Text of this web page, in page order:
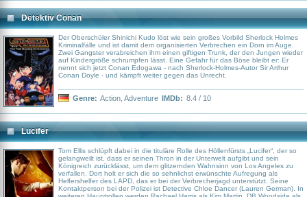
Detektiv Conan
Der Oberschüler Shinichi Kudo löst wie sein großes Vorbild Sherlock Holmes
Kriminalfälle und ist damit dem organisierten Verbrechen ein Dorn im Auge.
Zwei Gangster verabreichen ihm einen giftigen Trunk, der den Jungen wieder
auf Kindergröße schrumpfen lässt. Eine Gefahr für das Böse bleibt er: Er
nennt sich jetzt Conan Edogawa - nach Sherlock-Holmes-Autor Sir Arthur
Conan Doyle - und kämpft weiter gegen das Unrecht.
Genre: Action Adventure IMDb: 8.4 / 10
Lucifer
Tom Ellis schlüpft dabei in die tituläre Rolle des Höllenfürsts „Lucifer“, der so
gelangweilt ist, dass er seinen Thron in der Unterwelt aufgibt und sein
Königreich zurücklässt, um dem glitzernden Wahnsinn von Los Angeles zu
verfallen. Dort holt er sich die so sehnlichst erwünschte Aufregung als
Helfershelfer des LAPD, das er bei der Verbrecherjagd unterstützt. Seine
Kontaktperson bei der Polizei ist Detective Chloe Dancer (Lauren German). In